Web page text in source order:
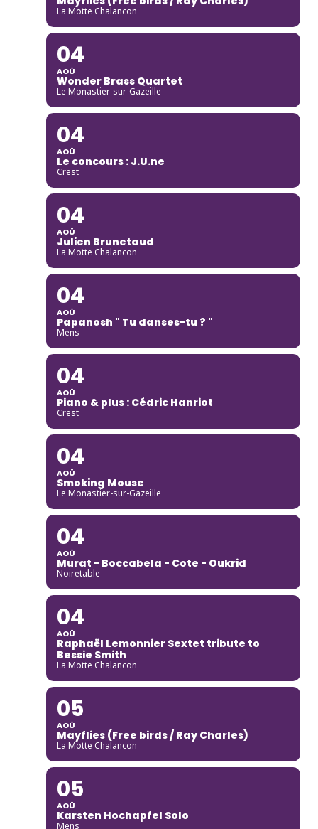
La Motte Chalancon
04
AOÛ
Wonder Brass Quartet
Le Monastier-sur-Gazeille
04
AOÛ
Le concours : J.U.ne
Crest
04
AOÛ
Julien Brunetaud
La Motte Chalancon
04
AOÛ
Papanosh " Tu danses-tu ? "
Mens
04
AOÛ
Piano & plus : Cédric Hanriot
Crest
04
AOÛ
Smoking Mouse
Le Monastier-sur-Gazeille
04
AOÛ
Murat - Boccabela - Cote - Oukrid
Noiretable
04
AOÛ
Raphaël Lemonnier Sextet tribute to
Bessie Smith
La Motte Chalancon
05
AOÛ
Mayflies (Free birds / Ray Charles)
La Motte Chalancon
05
AOÛ
Karsten Hochapfel Solo
Mens